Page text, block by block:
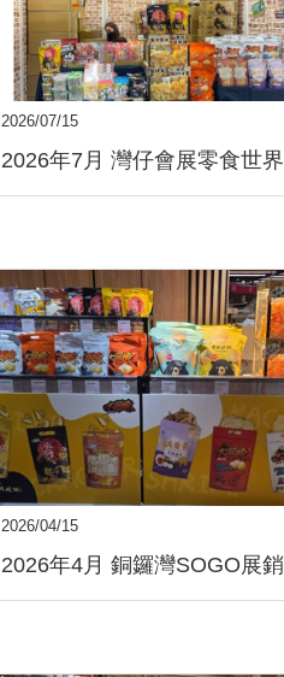
2026/07/15
2026年7月 灣仔會展零食世界
2026/04/15
2026年4月 銅鑼灣SOGO展銷